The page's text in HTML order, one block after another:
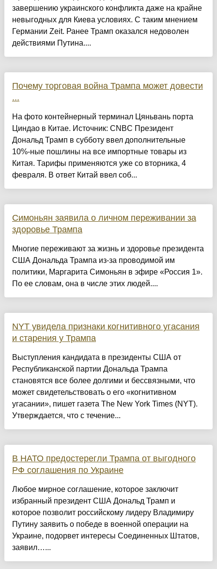
завершению украинского конфликта даже на крайне
невыгодных для Киева условиях. С таким мнением
Германии Zeit. Ранее Трамп оказался недоволен
действиями Путина....
Почему торговая война Трампа может довести
...
На фото контейнерный терминал Цяньвань порта
Циндао в Китае. Источник: CNBC Президент
Дональд Трамп в субботу ввел дополнительные
10%-ные пошлины на все импортные товары из
Китая. Тарифы применяются уже со вторника, 4
февраля. В ответ Китай ввел соб...
Симоньян заявила о личном переживании за
здоровье Трампа
Многие переживают за жизнь и здоровье президента
США Дональда Трампа из-за проводимой им
политики, Маргарита Симоньян в эфире «Россия 1».
По ее словам, она в числе этих людей....
NYT увидела признаки когнитивного угасания
и старения у Трампа
Выступления кандидата в президенты США от
Республиканской партии Дональда Трампа
становятся все более долгими и бессвязными, что
может свидетельствовать о его «когнитивном
угасании», пишет газета The New York Times (NYT).
Утверждается, что с течение...
В НАТО предостерегли Трампа от выгодного
РФ соглашения по Украине
Любое мирное соглашение, которое заключит
избранный президент США Дональд Трамп и
которое позволит российскому лидеру Владимиру
Путину заявить о победе в военной операции на
Украине, подорвет интересы Соединенных Штатов,
заявил…...